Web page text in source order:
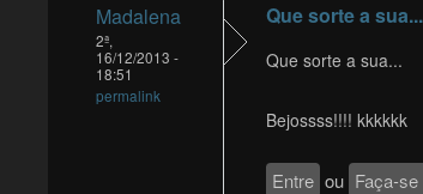
Madalena
2ª,
16/12/2013 -
18:51
permalink
Que sorte a
Que sorte a sua...
Bejossss!!!! kkkkkk
Entre ou Faça-